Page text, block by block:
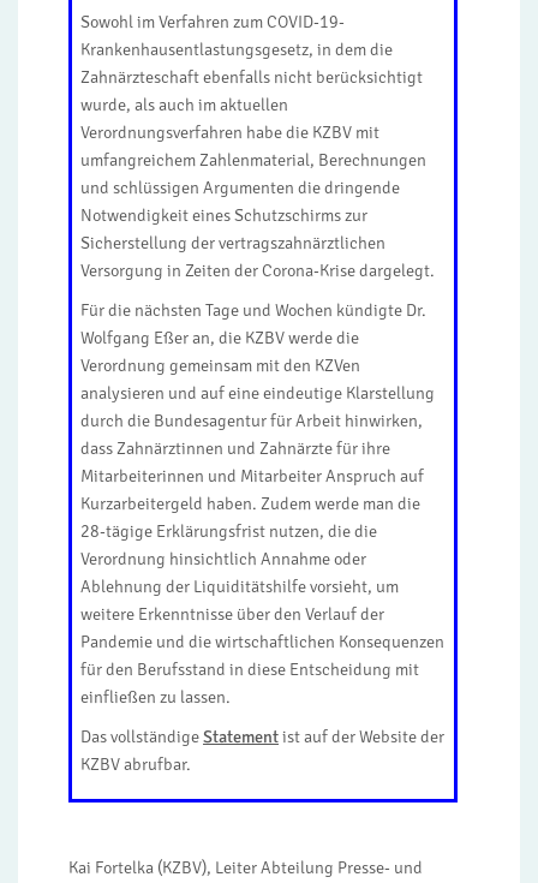
Sowohl im Verfahren zum COVID-19-
Krankenhausentlastungsgesetz, in dem die
Zahnärzteschaft ebenfalls nicht berücksichtigt
wurde, als auch im aktuellen
Verordnungsverfahren habe die KZBV mit
umfangreichem Zahlenmaterial, Berechnungen
und schlüssigen Argumenten die dringende
Notwendigkeit eines Schutzschirms zur
Sicherstellung der vertragszahnärztlichen
Versorgung in Zeiten der Corona-Krise dargelegt.
Für die nächsten Tage und Wochen kündigte Dr.
Wolfgang Eßer an, die KZBV werde die
Verordnung gemeinsam mit den KZVen
analysieren und auf eine eindeutige Klarstellung
durch die Bundesagentur für Arbeit hinwirken,
dass Zahnärztinnen und Zahnärzte für ihre
Mitarbeiterinnen und Mitarbeiter Anspruch auf
Kurzarbeitergeld haben. Zudem werde man die
28-tägige Erklärungsfrist nutzen, die die
Verordnung hinsichtlich Annahme oder
Ablehnung der Liquiditätshilfe vorsieht, um
weitere Erkenntnisse über den Verlauf der
Pandemie und die wirtschaftlichen Konsequenzen
für den Berufsstand in diese Entscheidung mit
einfließen zu lassen.
Das vollständigeStatementist auf der Website der
KZBV abrufbar.
Kai Fortelka (KZBV), Leiter Abteilung Presse- und